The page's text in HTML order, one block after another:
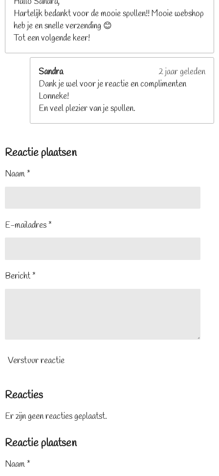
Hartelijk bedankt voor de mooie spullen!! Mooie webshop
heb je en snelle verzending 😊
Tot een volgende keer!
Sandra
2 jaar geleden
Dank je wel voor je reactie en complimenten
Lonneke!
En veel plezier van je spullen.
Reactie plaatsen
Naam *
E-mailadres *
Bericht *
Verstuur reactie
Reacties
Er zijn geen reacties geplaatst.
Reactie plaatsen
Naam *